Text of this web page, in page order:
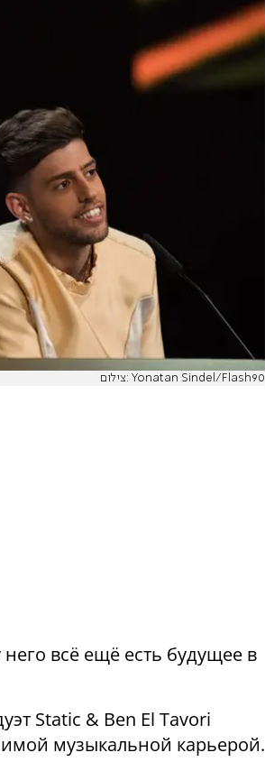
צילום: Yonatan Sindel/Flash90
всё ещё есть будущее в
Static & Ben El Tavori
музыкальной карьерой.